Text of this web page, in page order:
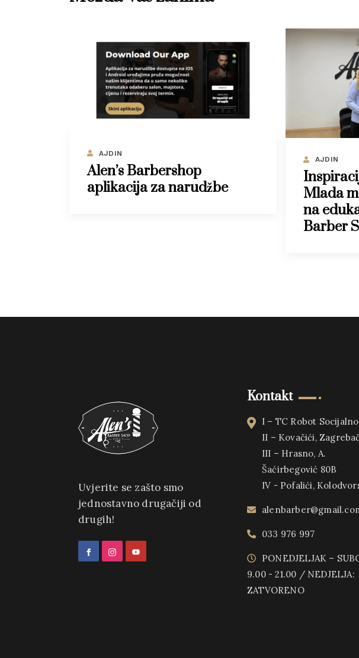
AJDIN
Alen’s Barbershop
aplikacija za narudžbe
AJDIN
Mlada
na
Barber
Uvjerite se zašto smo
jednostavno drugačiji od
drugih!
Kontakt
I – TC Robot Socijalno
II – Kovačići,
III – Hrasno, A.
Šaćirbegović 80B
IV - Pofalići,
033 976 997
PONEDJELJAK –
9.00 - 21.00 / NEDJELJA:
ZATVORENO